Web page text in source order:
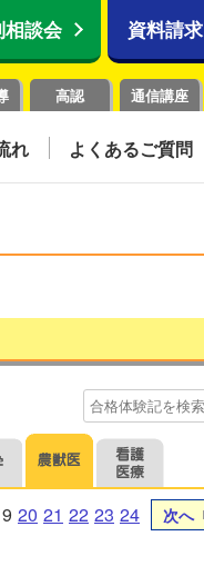
相談会 資料請求
高認 通信講座
れ よくあるご質問
20 21 22 23 24 次へ